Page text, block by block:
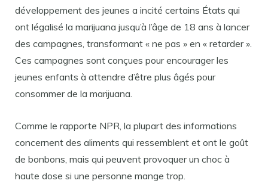
développement des jeunes a incité certains États qui
ont légalisé la marijuana jusqu’à l’âge de 18 ans à lancer
des campagnes, transformant « ne pas » en « retarder ».
Ces campagnes sont conçues pour encourager les
jeunes enfants à attendre d’être plus âgés pour
consommer de la marijuana.
Comme le rapporte NPR, la plupart des informations
concernent des aliments qui ressemblent et ont le goût
de bonbons, mais qui peuvent provoquer un choc à
haute dose si une personne mange trop.